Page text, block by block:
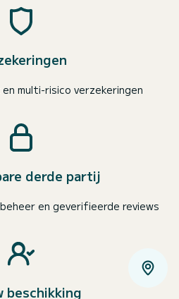
multi-risico verzekeringen
derde partij
en geverifieerde reviews
beschikking